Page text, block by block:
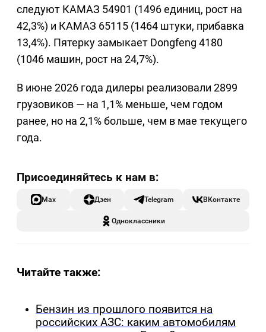
следуют КАМАЗ 54901 (1496 единиц, рост на
42,3%) и КАМАЗ 65115 (1464 штуки, прибавка
13,4%). Пятерку замыкает Dongfeng 4180
(1046 машин, рост на 24,7%).
В июне 2026 года дилеры реализовали 2899
грузовиков — на 1,1% меньше, чем годом
ранее, но на 2,1% больше, чем в мае текущего
года.
Max Дзен Telegram ВКонтакте
Одноклассники
Читайте также:
Бензин из прошлого появится на
российских АЗС: каким автомобилям